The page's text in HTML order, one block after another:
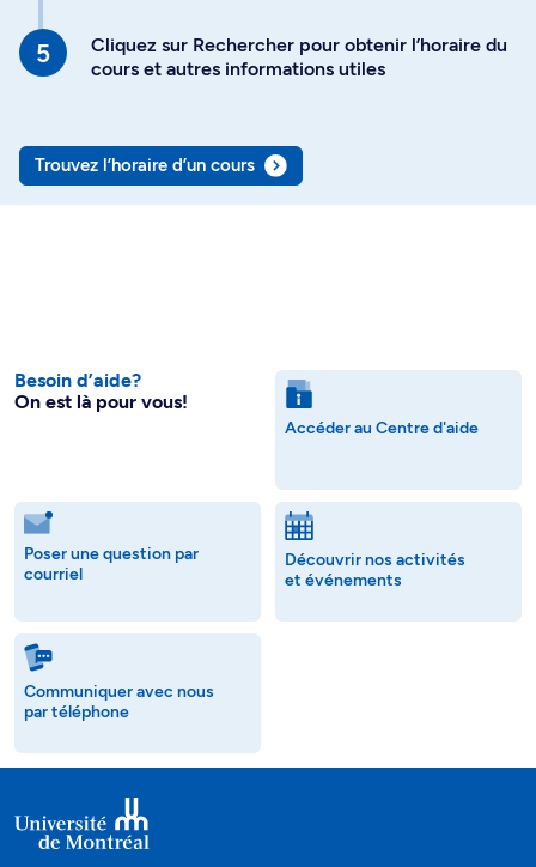
Cliquez sur Rechercher pour obtenir l’horaire du
cours et autres informations utiles
Trouvez l’horaire d’un cours
Besoin d’aide?
On est là pour vous!
Accéder au Centre d'aide
Poser une question par
courriel
Découvrir nos activités
et événements
Communiquer avec nous
par téléphone